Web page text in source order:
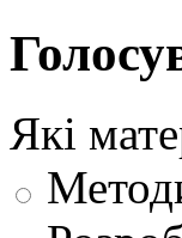
Які